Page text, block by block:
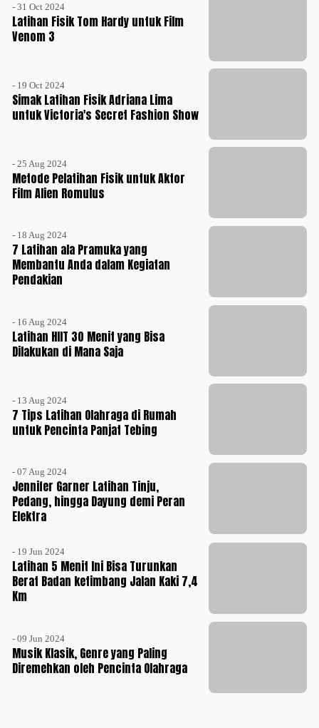
- 31 Oct 2024
Latihan Fisik Tom Hardy untuk Film
Venom 3
- 19 Oct 2024
Simak Latihan Fisik Adriana Lima
untuk Victoria's Secret Fashion Show
- 25 Aug 2024
Metode Pelatihan Fisik untuk Aktor
Film Alien Romulus
- 18 Aug 2024
7 Latihan ala Pramuka yang
Membantu Anda dalam Kegiatan
Pendakian
- 16 Aug 2024
Latihan HIIT 30 Menit yang Bisa
Dilakukan di Mana Saja
- 13 Aug 2024
7 Tips Latihan Olahraga di Rumah
untuk Pencinta Panjat Tebing
- 07 Aug 2024
Jennifer Garner Latihan Tinju,
Pedang, hingga Dayung demi Peran
Elektra
- 19 Jun 2024
Latihan 5 Menit Ini Bisa Turunkan
Berat Badan ketimbang Jalan Kaki 7,4
Km
- 09 Jun 2024
Musik Klasik, Genre yang Paling
Diremehkan oleh Pencinta Olahraga